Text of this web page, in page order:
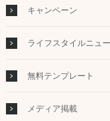
キャンペーン
ライフスタイルニュ
無料テンプレート
メディア掲載